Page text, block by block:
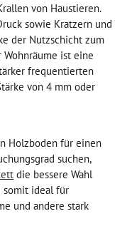
von Haustieren.
sowie Kratzern und
der Nutzschicht zum
Wohnräume ist eine
frequentierten
von 4 mm oder
Holzboden für einen
suchen,
die bessere Wahl
somit ideal für
und andere stark